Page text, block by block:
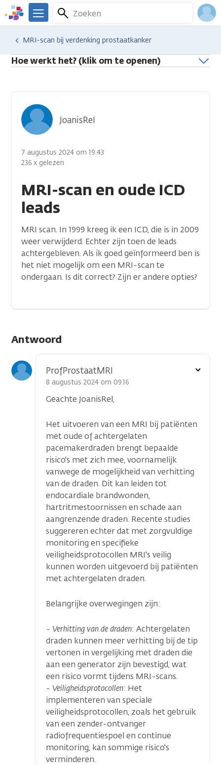
Overslaan
en
naar
inhoud
gaan
We
er
voor
je.
Zoeken
Menu
Hulp en ondersteuning
Stel je vraag aan een professional
MRI-scan bij verdenking prostaatkanker
Hoe werkt het? (klik om te openen)
MRI-scan en oude ICD
leads
JoanisRel
7 augustus 2024 om 19.43
236 x gelezen
MRI scan. In 1999 kreeg ik een ICD, die is in 2009
weer verwijderd. Echter zijn toen de leads
achtergebleven. Als ik goed geïnformeerd ben is
het niet mogelijk om een MRI-scan te
ondergaan. Is dit correct? Zijn er andere opties?
Antwoord
ProfProstaatMRI
8 augustus 2024 om 09.16
Geachte JoanisRel,
Het uitvoeren van een MRI bij patiënten
met oude of achtergelaten
pacemakerdraden brengt bepaalde
risico's met zich mee, voornamelijk
vanwege de mogelijkheid van verhitting
van de draden. Dit kan leiden tot
endocardiale brandwonden,
hartritmestoornissen en schade aan
aangrenzende draden. Recente studies
suggereren echter dat met zorgvuldige
monitoring en specifieke
veiligheidsprotocollen MRI's veilig
kunnen worden uitgevoerd bij patiënten
met achtergelaten draden.
Belangrijke overwegingen zijn:
- Verhitting van de draden: Achtergelaten
draden kunnen meer verhitting bij de tip
vertonen in vergelijking met draden die
aan een generator zijn bevestigd, wat
een risico vormt tijdens MRI-scans.
- Veiligheidsprotocollen: Het
implementeren van speciale
veiligheidsprotocollen, zoals het gebruik
van een zender-ontvanger
radiofrequentiespoel en continue
monitoring, kan sommige risico's
verminderen.
Toon